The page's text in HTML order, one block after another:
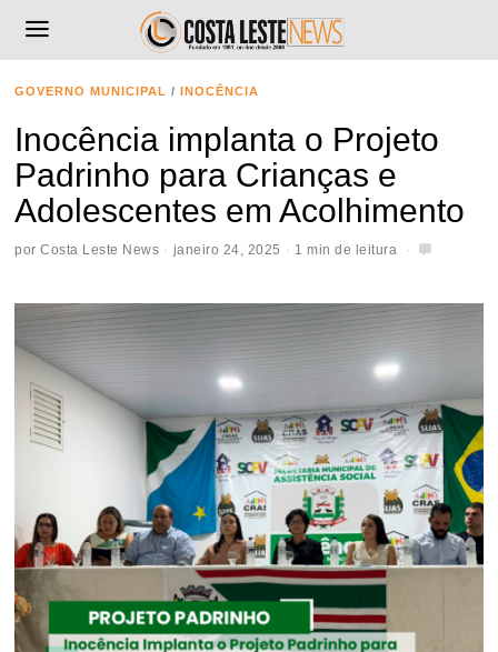
GOVERNO MUNICIPAL / INOCÊNCIA
Inocência implanta o Projeto
Padrinho para Crianças e
Adolescentes em Acolhimento
porCosta Leste News janeiro 24, 2025 1 min de leitura